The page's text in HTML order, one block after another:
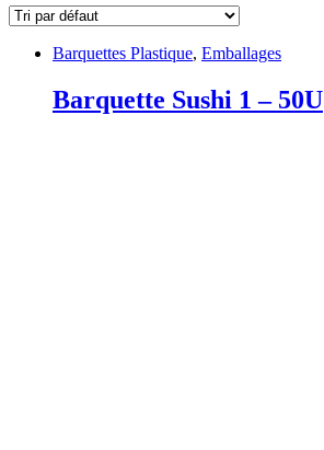
Barquettes Plastique, Emballages
Barquette Sushi 1 – 50U